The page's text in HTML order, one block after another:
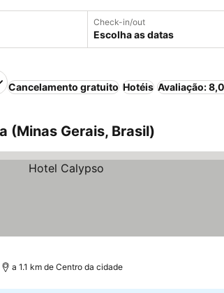
Check-in/out
Escolha as datas
Cancelamento gratuito Hotéis Avaliação:
(Minas Gerais, Brasil)
a 1.1 km de Centro da cidade